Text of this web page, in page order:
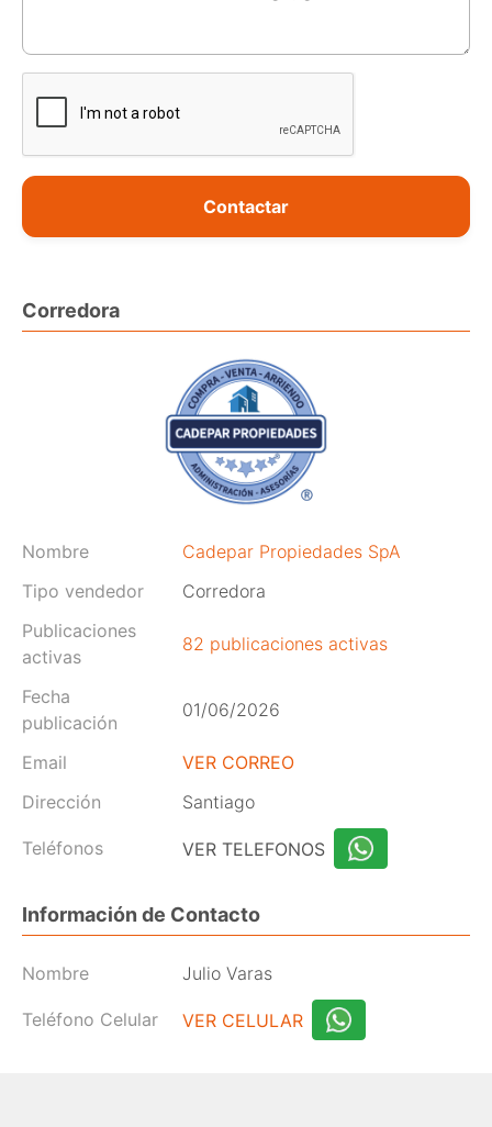
Contactar
Corredora
Nombre
Cadepar Propiedades SpA
Tipo vendedor
Corredora
Publicaciones
activas
82 publicaciones activas
Fecha
publicación
01/06/2026
Email
VER CORREO
Dirección
Santiago
Teléfonos VER TELEFONOS
Información de Contacto
Nombre Julio Varas
Teléfono Celular VER CELULAR